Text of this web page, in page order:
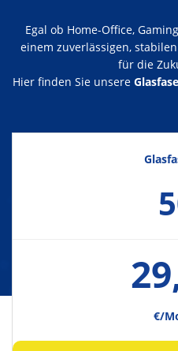
Egal ob Home-Office,
einem zuverlässigen,
für die
Hier finden Sie unsere
€/